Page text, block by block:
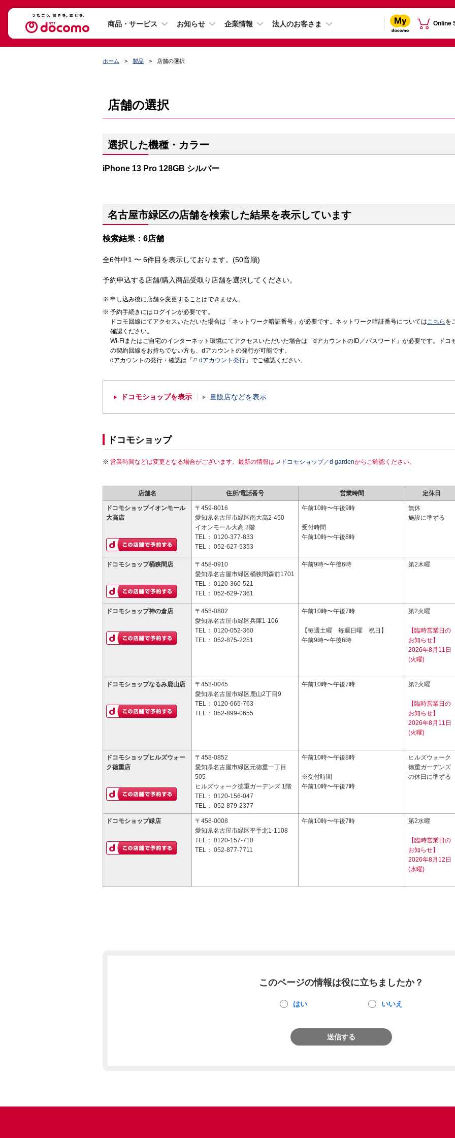
商品・サービス お知らせ 企業情報 法人のお客さま Online
ホーム 製品 店舗の選択
店舗の選択
選択した機種・カラー
iPhone 13 Pro 128GB シルバー
名古屋市緑区の店舗を検索した結果を表示しています
検索結果：6店舗
全6件中1 〜 6件目を表示しております。(50音順)
予約申込する店舗/購入商品受取り店舗を選択してください。
申し込み後に店舗を変更することはできません。
予約手続きにはログインが必要です。
ドコモ回線にてアクセスいただいた場合は「ネットワーク暗証番号」が必要です。ネットワーク暗証番号についてはこちら を
確認ください。
Wi-Fiまたはご自宅のインターネット環境にてアクセスいただいた場合は「dアカウントのID／パスワード」が必要です。ドコ
の契約回線をお持ちでない方も、dアカウントの発行が可能です。
dアカウントの発行・確認は「
dアカウント発行 」でご確認ください。
ドコモショップを表示 量販店などを表示
ドコモショップ
営業時間などは変更となる場合がございます。最新の情報は ドコモショップ／d gardenからご確認ください。
店舗名 住所/電話番号 営業時間 定休日
ドコモショップイオンモール
大高店
〒459-8016
愛知県名古屋市緑区南大高2-450
イオンモール大高 3階
TEL： 0120-377-833
TEL： 052-627-5353
午前10時〜午後9時
受付時間
午前10時〜午後8時
無休
施設に準ずる
ドコモショップ桶狭間店
〒458-0910
愛知県名古屋市緑区桶狭間森前1701
TEL： 0120-360-521
TEL： 052-629-7361
午前9時〜午後6時 第2木曜
ドコモショップ神の倉店
〒458-0802
愛知県名古屋市緑区兵庫1-106
TEL： 0120-052-360
TEL： 052-875-2251
午前10時〜午後7時
【毎週土曜 毎週日曜 祝日】
午前9時〜午後6時
第2火曜
【臨時営業日の
お知らせ】
2026年8月11日
(火曜)
ドコモショップなるみ鹿山店
〒458-0045
愛知県名古屋市緑区鹿山2丁目9
TEL： 0120-665-763
TEL： 052-899-0655
午前10時〜午後7時 第2火曜
【臨時営業日の
お知らせ】
2026年8月11日
(火曜)
ドコモショップヒルズウォー
ク徳重店
〒458-0852
愛知県名古屋市緑区元徳重一丁目
505
ヒルズウォーク徳重ガーデンズ 1階
TEL： 0120-156-047
TEL： 052-879-2377
午前10時〜午後8時
※受付時間
午前10時〜午後7時
ヒルズウォーク
徳重ガーデンズ
の休日に準ずる
ドコモショップ緑店
〒458-0008
愛知県名古屋市緑区平手北1-1108
TEL： 0120-157-710
TEL： 052-877-7711
午前10時〜午後7時 第2水曜
【臨時営業日の
お知らせ】
2026年8月12日
(水曜)
このページの情報は役に立ちましたか？
はい いいえ
送信する